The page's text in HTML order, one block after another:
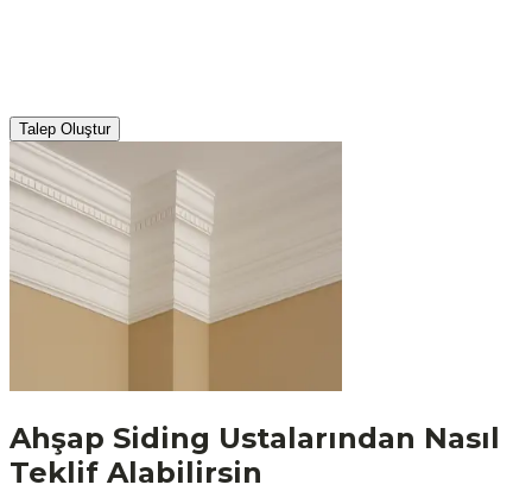
Talep Oluştur
Ahşap Siding Ustalarından Nasıl
Teklif Alabilirsin